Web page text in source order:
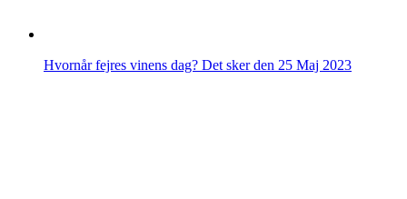
Hvornår fejres vinens dag? Det sker den 25 Maj 2023